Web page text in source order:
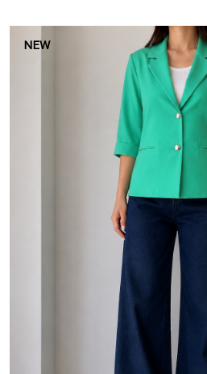
NEW